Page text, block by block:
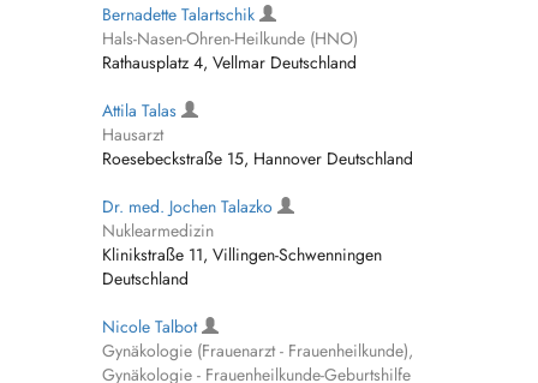
Bernadette Talartschik
Hals-Nasen-Ohren-Heilkunde (HNO)
Rathausplatz 4, Vellmar Deutschland
Attila Talas
Hausarzt
Roesebeckstraße 15, Hannover Deutschland
Dr. med. Jochen Talazko
Nuklearmedizin
Klinikstraße 11, Villingen-Schwenningen
Deutschland
Nicole Talbot
Gynäkologie (Frauenarzt - Frauenheilkunde),
Gynäkologie - Frauenheilkunde-Geburtshilfe